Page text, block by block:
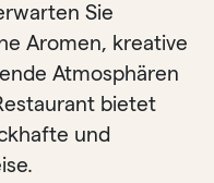
Sie
Aromen, kreative
Atmosphären
bietet
und